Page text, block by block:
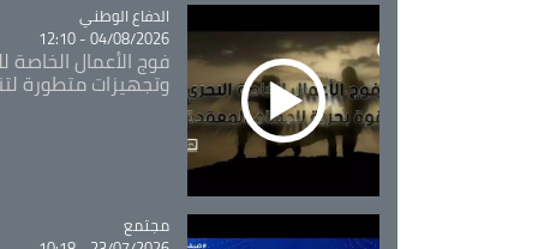
Catégorie
الدفاع الوطني
04/08/2026 - 12:10
فوج الأعمال الخاصة
وتجهيزات متطورة
Catégorie
مجتمع